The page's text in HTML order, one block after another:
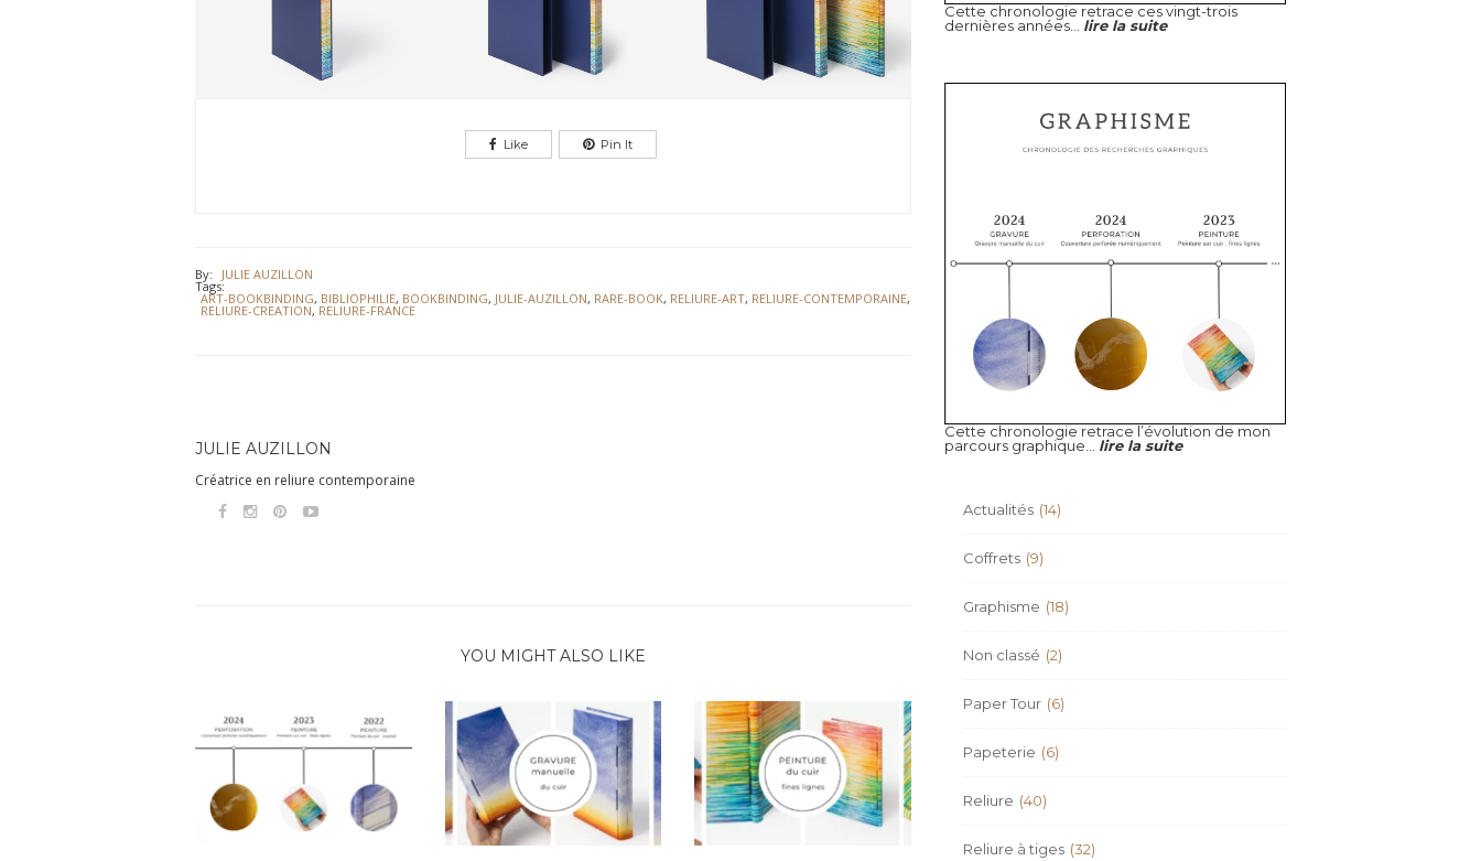
Like Pin It
By: JULIE AUZILLON
Tags:
ART-BOOKBINDING, BIBLIOPHILIE, BOOKBINDING, JULIE-AUZILLON, RARE-BOOK, RELIURE-ART, RELIURE-CONTEMPORAINE,
RELIURE-CREATION, RELIURE-FRANCE
JULIE AUZILLON
Créatrice en reliure contemporaine
YOU MIGHT ALSO LIKE
Cette chronologie retrace ces vingt-trois
dernières années... lire la suite
Cette chronologie retrace l’évolution de mon
parcours graphique... lire la suite
Actualités (14)
Coffrets (9)
Graphisme (18)
Non classé (2)
Paper Tour (6)
Papeterie (6)
Reliure (40)
Reliure à tiges (32)